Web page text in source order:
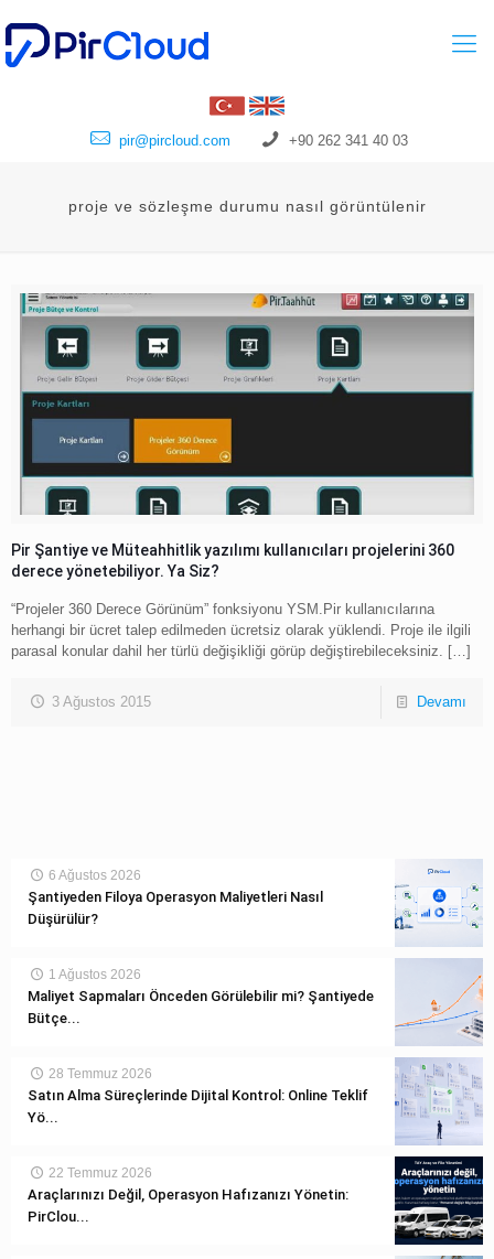
pir@pircloud.com +90 262 341 40 03
proje ve sözleşme durumu nasıl görüntülenir
Pir Şantiye ve Müteahhitlik yazılımı kullanıcıları projelerini 360
derece yönetebiliyor. Ya Siz?
“Projeler 360 Derece Görünüm” fonksiyonu YSM.Pir kullanıcılarına
herhangi bir ücret talep edilmeden ücretsiz olarak yüklendi. Proje ile ilgili
parasal konular dahil her türlü değişikliği görüp değiştirebileceksiniz. […]
3 Ağustos 2015 Devamı
6 Ağustos 2026
Şantiyeden Filoya Operasyon Maliyetleri Nasıl
Düşürülür?
1 Ağustos 2026
Maliyet Sapmaları Önceden Görülebilir mi? Şantiyede
Bütçe...
28 Temmuz 2026
Satın Alma Süreçlerinde Dijital Kontrol: Online Teklif
Yö...
22 Temmuz 2026
Araçlarınızı Değil, Operasyon Hafızanızı Yönetin:
PirClou...